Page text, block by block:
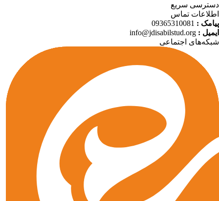
سریع
تماس
:
09365310081
:
info@jdisabilstud.org
اجتماعی